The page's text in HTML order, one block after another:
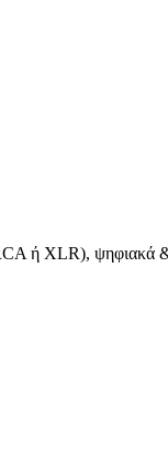
ή XLR), ψηφιακά